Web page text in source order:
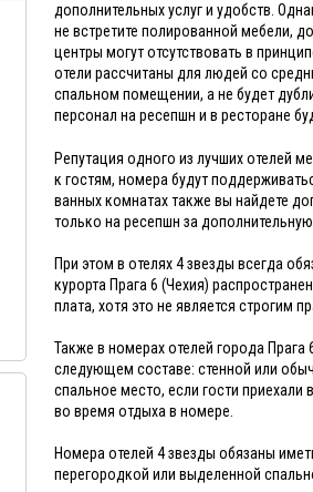
дополнительных услуг и удобств.
не встретите полированной мебели,
центры могут отсутствовать в
отели рассчитаны для людей со
спальном помещении, а не будет
персонал на ресепшн и в ресторане
Репутация одного из лучших отелей
к гостям, номера будут
ванных комнатах также вы найдете
только на ресепшн за дополнительную
При этом в отелях 4 звезды всегда
курорта Прага 6 (Чехия)
плата, хотя это не является строгим
Также в номерах отелей города
следующем составе: стенной или
спальное место, если гости
во время отдыха в номере.
Номера отелей 4 звезды обязаны
перегородкой или выделенной